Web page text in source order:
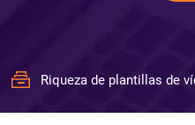
Riqueza de plantillas de